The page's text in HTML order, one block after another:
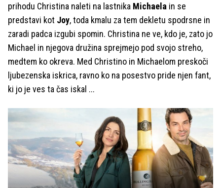
prihodu Christina naleti na lastnika Michaela in se
predstavi kot Joy, toda kmalu za tem dekletu spodrsne in
zaradi padca izgubi spomin. Christina ne ve, kdo je, zato jo
Michael in njegova družina sprejmejo pod svojo streho,
medtem ko okreva. Med Christino in Michaelom preskoči
ljubezenska iskrica, ravno ko na posestvo pride njen fant,
ki jo je ves ta čas iskal ...